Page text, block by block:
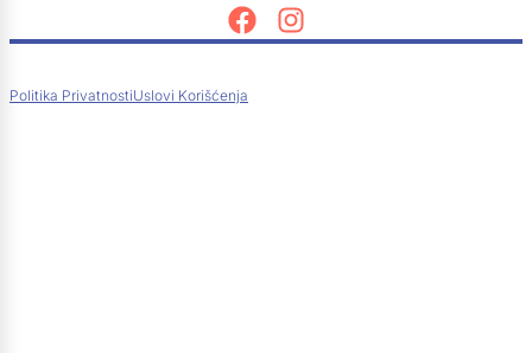
Politika PrivatnostiUslovi Korišćenja